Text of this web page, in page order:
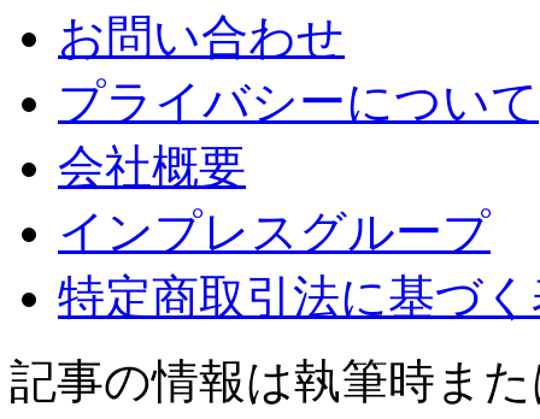
お問い合わせ
プライバシーについて
会社概要
インプレスグループ
特定商取引法に基づ
記事の情報は執筆時ま